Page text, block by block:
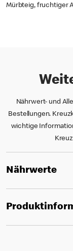
Mürbteig, fruchtiger
Nährwert- und
Bestellungen.
wichtige
Nährwerte